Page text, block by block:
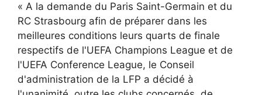
« A la demande du Paris Saint-Germain et du
RC Strasbourg afin de préparer dans les
meilleures conditions leurs quarts de finale
respectifs de l'UEFA Champions League et de
l'UEFA Conference League, le Conseil
d'administration de la LFP a décidé à